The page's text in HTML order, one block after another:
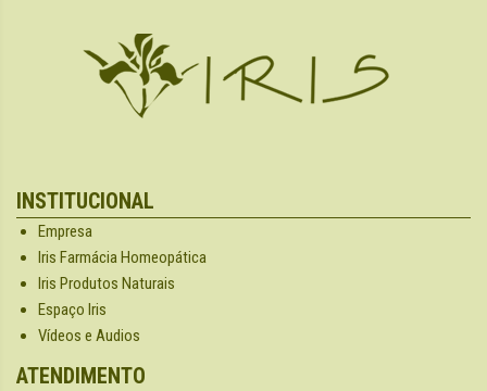
INSTITUCIONAL
Empresa
Iris Farmácia Homeopática
Iris Produtos Naturais
Espaço Iris
Vídeos e Audios
ATENDIMENTO